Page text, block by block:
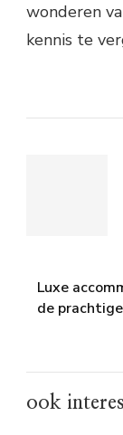
wonderen
kennis te
Luxe
de
ook